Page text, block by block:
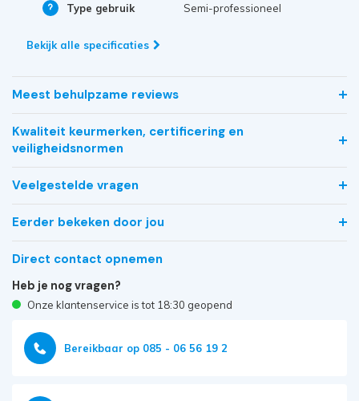
Type gebruik Semi-professioneel
Bekijk alle specificaties
Meest behulpzame reviews
Kwaliteit keurmerken, certificering en
veiligheidsnormen
Veelgestelde vragen
Eerder bekeken door jou
Direct contact opnemen
Heb je nog vragen?
Onze klantenservice is tot 18:30 geopend
Bereikbaar op 085 - 06 56 19 2